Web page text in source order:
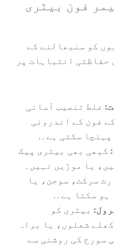
بیٹری
کے
انتباہات پر
آسانی
اندرونی
ہے۔.
بیٹری پیک
نہیں۔
سوجن، یا
ہے۔.
کو
یا براہ
روشنی سے